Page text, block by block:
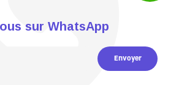
sur WhatsApp
Envoyer